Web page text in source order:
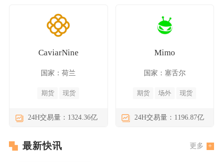
CaviarNine
国家：荷兰
期货 现货
24H交易量：1324.36亿
Mimo
国家：塞舌尔
期货 场外 现货
24H交易量：1196.87亿
最新快讯 更多